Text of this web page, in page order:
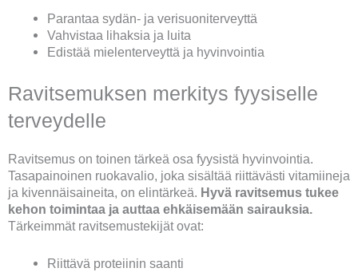
Parantaa sydän- ja verisuoniterveyttä
Vahvistaa lihaksia ja luita
Edistää mielenterveyttä ja hyvinvointia
Ravitsemuksen merkitys fyysiselle
terveydelle
Ravitsemus on toinen tärkeä osa fyysistä hyvinvointia.
Tasapainoinen ruokavalio, joka sisältää riittävästi vitamiineja
ja kivennäisaineita, on elintärkeä. Hyvä ravitsemus tukee
kehon toimintaa ja auttaa ehkäisemään sairauksia.
Tärkeimmät ravitsemustekijät ovat:
Riittävä proteiinin saanti